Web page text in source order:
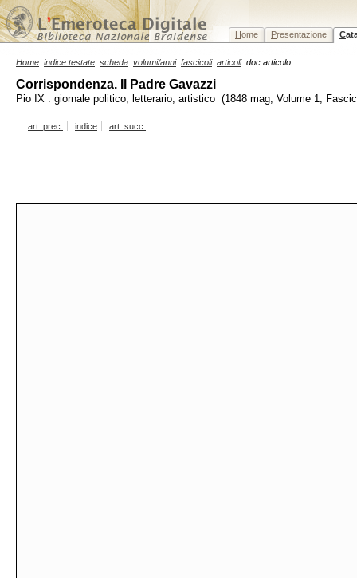
Home Presentazione C
Home: indice testate: scheda: volumi/anni: fascicoli: articoli: doc articolo
Corrispondenza. Il Padre Gavazzi
Pio IX : giornale politico, letterario, artistico (1848 mag, Volume 1,
art. prec. indice art. succ.